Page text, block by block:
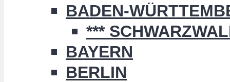
BADEN-
***
BAYERN
BERLIN